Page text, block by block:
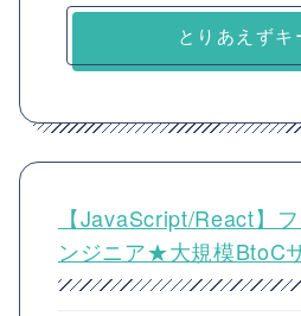
とりあえずキ
【JavaScript/React】
ンジニア★大規模BtoC